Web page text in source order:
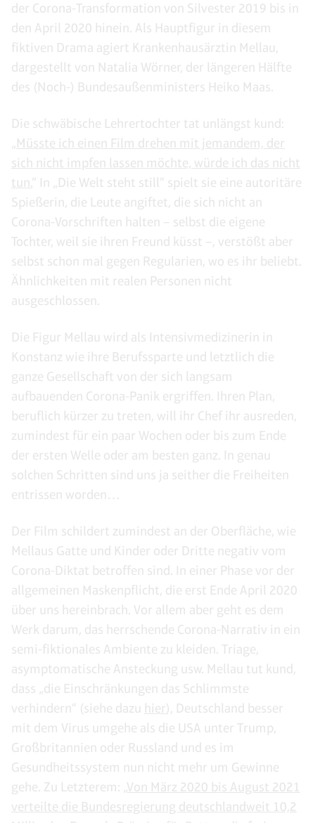
der Corona-Transformation von Silvester 2019 bis in
den April 2020 hinein. Als Hauptfigur in diesem
fiktiven Drama agiert Krankenhausärztin Mellau,
dargestellt von Natalia Wörner, der längeren Hälfte
des (Noch-) Bundesaußenministers Heiko Maas.
Die schwäbische Lehrertochter tat unlängst kund:
„Müsste ich einen Film drehen mit jemandem, der
sich nicht impfen lassen möchte, würde ich das nicht
tun. “ In „Die Welt steht still“ spielt sie eine autoritäre
Spießerin, die Leute angiftet, die sich nicht an
Corona-Vorschriften halten – selbst die eigene
Tochter, weil sie ihren Freund küsst –, verstößt aber
selbst schon mal gegen Regularien, wo es ihr beliebt.
Ähnlichkeiten mit realen Personen nicht
ausgeschlossen.
Die Figur Mellau wird als Intensivmedizinerin in
Konstanz wie ihre Berufssparte und letztlich die
ganze Gesellschaft von der sich langsam
aufbauenden Corona-Panik ergriffen. Ihren Plan,
beruflich kürzer zu treten, will ihr Chef ihr ausreden,
zumindest für ein paar Wochen oder bis zum Ende
der ersten Welle oder am besten ganz. In genau
solchen Schritten sind uns ja seither die Freiheiten
entrissen worden…
Der Film schildert zumindest an der Oberfläche, wie
Mellaus Gatte und Kinder oder Dritte negativ vom
Corona-Diktat betroffen sind. In einer Phase vor der
allgemeinen Maskenpflicht, die erst Ende April 2020
über uns hereinbrach. Vor allem aber geht es dem
Werk darum, das herrschende Corona-Narrativ in ein
semi-fiktionales Ambiente zu kleiden. Triage,
asymptomatische Ansteckung usw. Mellau tut kund,
dass „die Einschränkungen das Schlimmste
verhindern“ (siehe dazu hier), Deutschland besser
mit dem Virus umgehe als die USA unter Trump,
Großbritannien oder Russland und es im
Gesundheitssystem nun nicht mehr um Gewinne
gehe. Zu Letzterem: „Von März 2020 bis August 2021
verteilte die Bundesregierung deutschlandweit 10,2